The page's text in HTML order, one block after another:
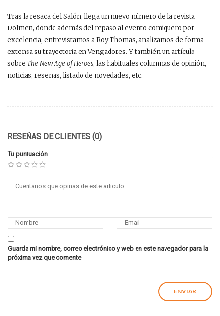
Tras la resaca del Salón, llega un nuevo número de la revista
Dolmen, donde además del repaso al evento comiquero por
excelencia, entrevistamos a Roy Thomas, analizamos de forma
extensa su trayectoria en Vengadores. Y también un artículo
sobre The New Age of Heroes, las habituales columnas de opinión,
noticias, reseñas, listado de novedades, etc.
RESEÑAS DE CLIENTES (0)
Tu puntuación
Guarda mi nombre, correo electrónico y web en este navegador para la
próxima vez que comente.